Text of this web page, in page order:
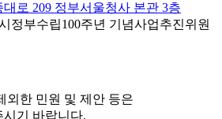
로 209 정부서울청사 본관 3층
정부수립100주년 기념사업추진위원
외한 민원 및 제안 등은
기 바랍니다.